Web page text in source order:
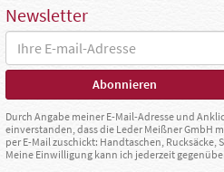
Newsletter
Durch Angabe meiner E-Mail-Adresse und
einverstanden, dass die Leder Meißner
per E-Mail zuschickt: Handtaschen, Rucksäcke,
Meine Einwilligung kann ich jederzeit